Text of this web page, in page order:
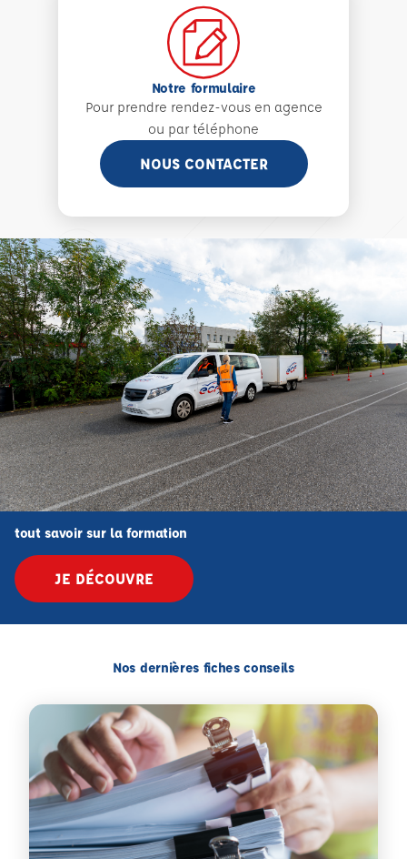
Notre formulaire
Pour prendre rendez-vous en agence
ou par téléphone
NOUS CONTACTER
tout savoir sur la formation
JE DÉCOUVRE
Nos dernières fiches conseils